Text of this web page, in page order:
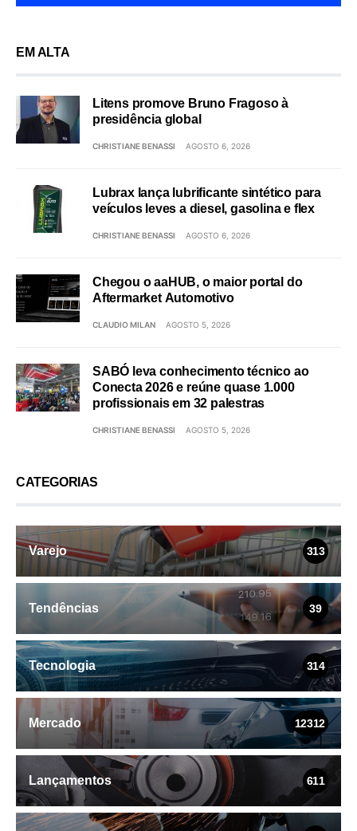
EM ALTA
Litens promove Bruno Fragoso à
presidência global
CHRISTIANE BENASSI AGOSTO 6, 2026
Lubrax lança lubrificante sintético para
veículos leves a diesel, gasolina e flex
CHRISTIANE BENASSI AGOSTO 6, 2026
Chegou o aaHUB, o maior portal do
Aftermarket Automotivo
CLAUDIO MILAN AGOSTO 5, 2026
SABÓ leva conhecimento técnico ao
Conecta 2026 e reúne quase 1.000
profissionais em 32 palestras
CHRISTIANE BENASSI AGOSTO 5, 2026
CATEGORIAS
Varejo 313
Tendências 39
Tecnologia 314
Mercado 12312
Lançamentos 611